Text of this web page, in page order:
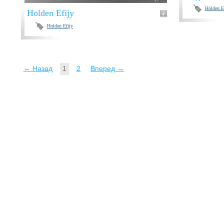
Holden Efijy
Holden Efijy
Holden
← Назад 1 2 Вперед →